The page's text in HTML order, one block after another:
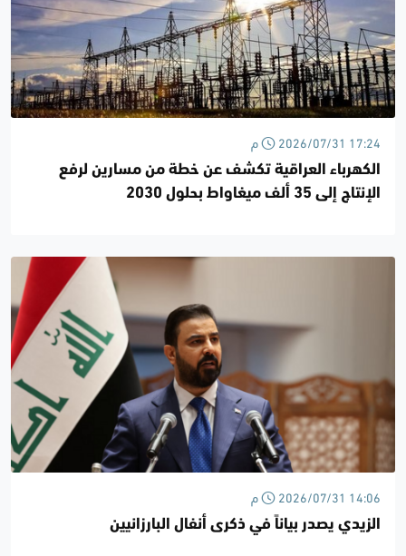
2026/07/31 17:24 م
الكهرباء العراقية تكشف عن خطة من مسارين لرفع
الإنتاج إلى 35 ألف ميغاواط بحلول 2030
2026/07/31 14:06 م
الزيدي يصدر بياناً في ذكرى أنفال البارزانيين